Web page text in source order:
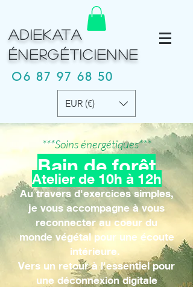
ADIEKATA
ÉNERGÉTICIENNE
O6 87 97 68 50
EUR (€)
***Soins énergétiques***
Bain de forêt
Atelier de 10h à 12h
Au travers d'exercices simples,
je vous accompagne à vous
reconnecter au coeur du
monde végétal pour une écoute
intérieure.
Vers un retour à l'essentiel pour
une déconnexion digitale